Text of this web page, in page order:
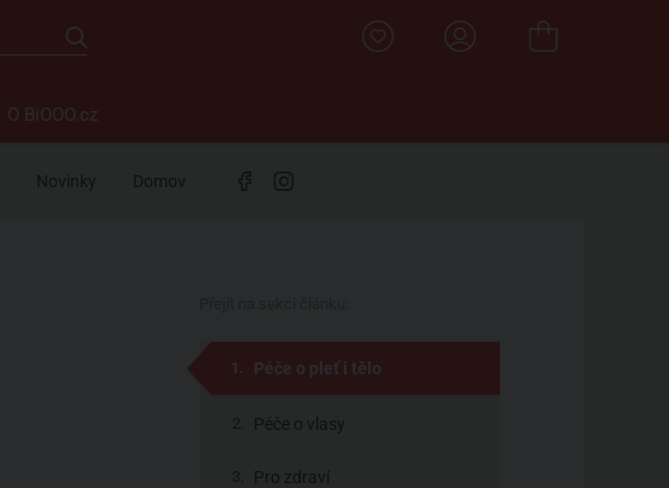
O BiOOO.cz
Novinky Domov
Péče o pleť i tělo
Péče o vlasy
Pro zdraví